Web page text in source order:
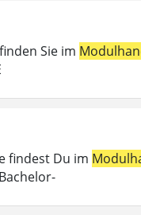
Sie im
findest Du im